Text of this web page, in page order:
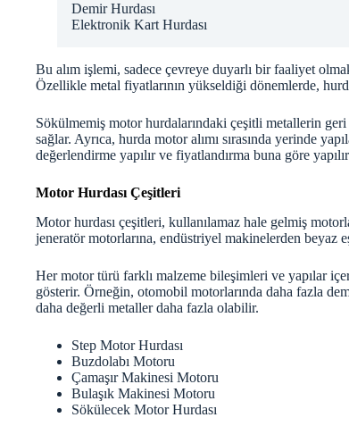
Demir Hurdası
Elektronik Kart Hurdası
Bu alım işlemi, sadece çevreye duyarlı bir faaliyet
Özellikle metal fiyatlarının yükseldiği dönemlerde,
Sökülmemiş motor hurdalarındaki çeşitli metallerin geri
sağlar. Ayrıca, hurda motor alımı sırasında yerinde
değerlendirme yapılır ve fiyatlandırma buna göre
Motor Hurdası Çeşitleri
Motor hurdası çeşitleri, kullanılamaz hale gelmiş
jeneratör motorlarına, endüstriyel makinelerden beyaz
Her motor türü farklı malzeme bileşimleri ve yapılar
gösterir. Örneğin, otomobil motorlarında daha fazla
daha değerli metaller daha fazla olabilir.
Step Motor Hurdası
Buzdolabı Motoru
Çamaşır Makinesi Motoru
Bulaşık Makinesi Motoru
Sökülecek Motor Hurdası